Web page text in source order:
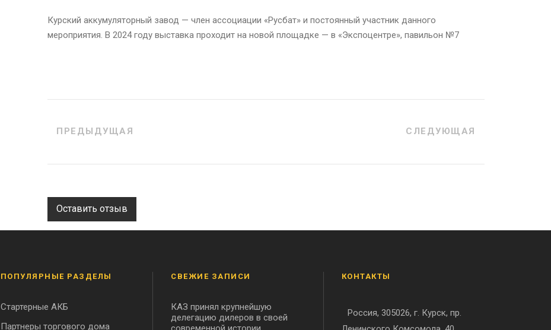
Курский аккумуляторный завод — член ассоциации «Русбат» и постоянный участник данного
мероприятия. В 2024 году выставка проходит на новой площадке — в «Экспоцентре», павильон №7
ПРЕДЫДУЩАЯ СЛЕДУЮЩАЯ
Оставить отзыв
ПОПУЛЯРНЫЕ РАЗДЕЛЫ
Стартерные АКБ
Партнеры торгового дома
СВЕЖИЕ ЗАПИСИ
КАЗ принял крупнейшую
делегацию дилеров в своей
КОНТАКТЫ
Россия, 305026, г. Курск, пр.